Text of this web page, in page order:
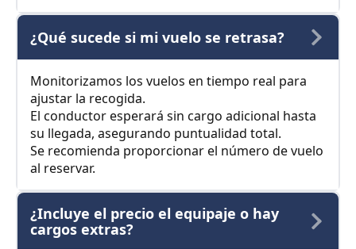
¿Qué sucede si mi vuelo se retrasa?
Monitorizamos los vuelos en tiempo real para
ajustar la recogida.
El conductor esperará sin cargo adicional hasta
su llegada, asegurando puntualidad total.
Se recomienda proporcionar el número de vuelo
al reservar.
¿Incluye el precio el equipaje o hay
cargos extras?